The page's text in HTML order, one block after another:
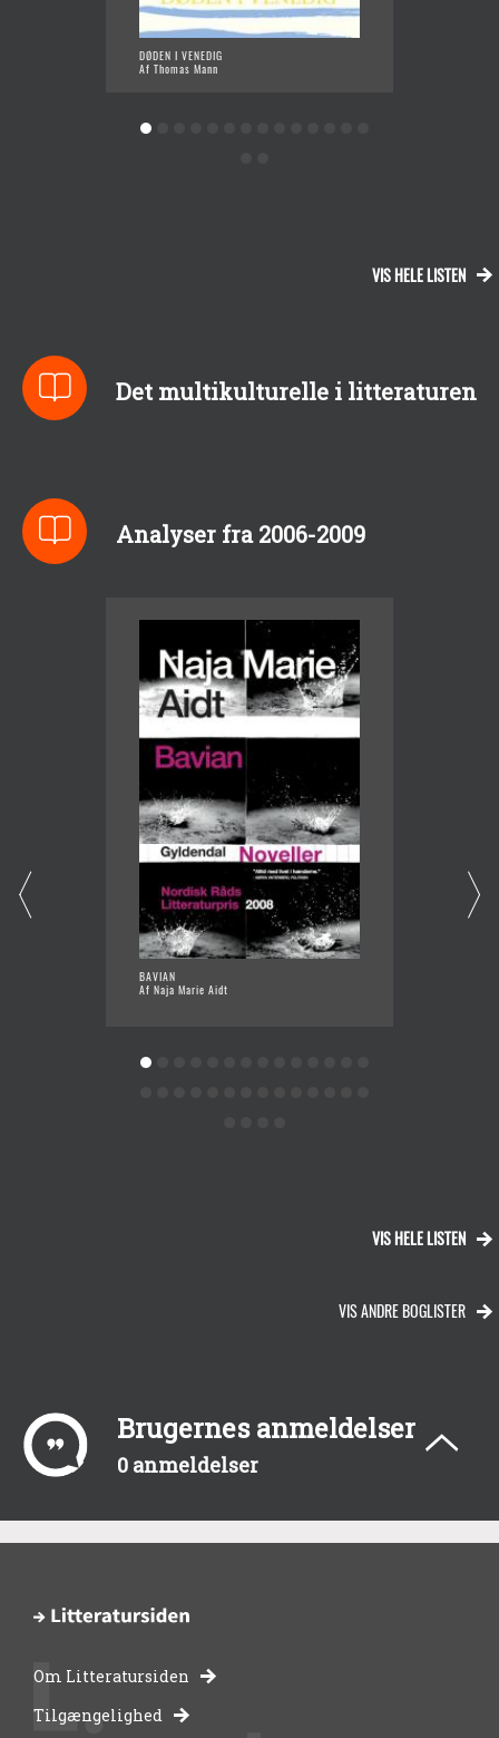
DØDEN I VENEDIG
Af Thomas Mann
VIS HELE LISTEN
Det multikulturelle i litteraturen
Analyser fra 2006-2009
BAVIAN
Af Naja Marie Aidt
VIS HELE LISTEN
VIS ANDRE BOGLISTER
Brugernes anmeldelser
0 anmeldelser
-
Om Litteratursiden
Tilgængelighed